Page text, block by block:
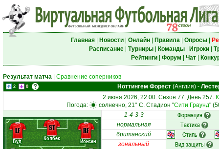
Главная| Новости| Онлайн| Правила| Опросы|
Расписание| Турниры| Команды| Игроки|
Рейтинги| Форум Чат|
Результат матча Сравнение соперников
2 0 Ноттингем Форест (Англия) -
2 июня 2026, 22:00. Сезон 77. День 257.
Погода:
солнечно, 21° C. Стадион "Сити Граунд"
Вуд Колбек Йонсен
LF ST RF
1-4-3-3 Формация
нормальная Тактика
британский Стиль
зональный Вид защиты